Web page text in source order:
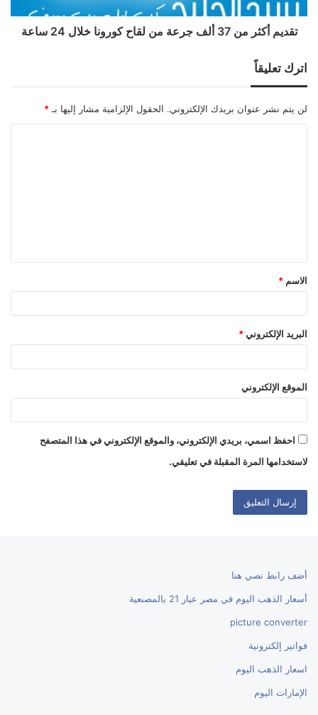
تقديم أكثر من 37 ألف جرعة من لقاح كورونا خلال 24 ساعة
اترك تعليقاً
لن يتم نشر عنوان بريدك الإلكتروني. الحقول الإلزامية مشار إليها بـ *
ق
*
الاسم *
البريد الإلكتروني *
الموقع الإلكتروني
احفظ اسمي، بريدي الإلكتروني، والموقع الإلكتروني في هذا المتصفح
لاستخدامها المرة المقبلة في تعليقي.
أضف رابط نصي هنا
أسعار الذهب اليوم في مصر عيار 21 بالمصنعية
picture converter
فواتير إلكترونية
اسعار الذهب اليوم
الإمارات اليوم